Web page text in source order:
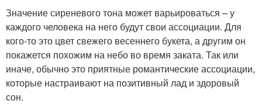
Значение сиреневого тона может варьироваться – у
каждого человека на него будут свои ассоциации. Для
кого-то это цвет свежего весеннего букета, а другим он
покажется похожим на небо во время заката. Так или
иначе, обычно это приятные романтические ассоциации,
которые настраивают на позитивный лад и здоровый
сон.